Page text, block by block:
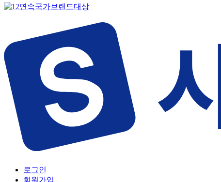
로그인
회원가입